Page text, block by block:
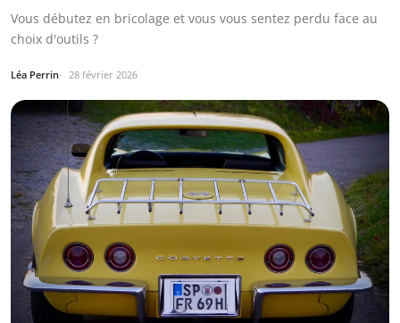
Vous débutez en bricolage et vous vous sentez perdu face au
choix d'outils ?
Léa Perrin 28 février 2026